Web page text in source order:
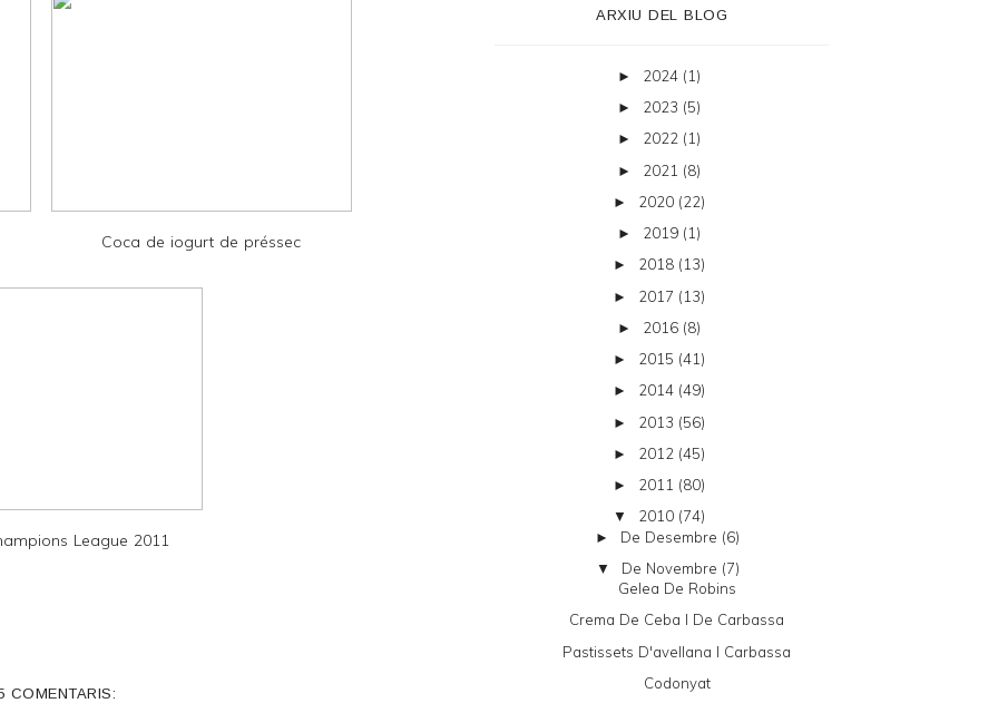
Coca de iogurt de préssec
League 2011
COMENTARIS:
ARXIU DEL BLOG
► 2024 (1)
► 2023 (5)
► 2022 (1)
► 2021 (8)
► 2020 (22)
► 2019 (1)
► 2018 (13)
► 2017 (13)
► 2016 (8)
► 2015 (41)
► 2014 (49)
► 2013 (56)
► 2012 (45)
► 2011 (80)
▼ 2010 (74)
► De Desembre (6)
▼ De Novembre (7)
Gelea De Robins
Crema De Ceba I De Carbassa
Pastissets D'avellana I Carbassa
Codonyat